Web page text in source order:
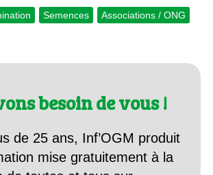
Semences Associations / ONG
besoin de vous !
de 25 ans, Inf’OGM produit
mise gratuitement à la